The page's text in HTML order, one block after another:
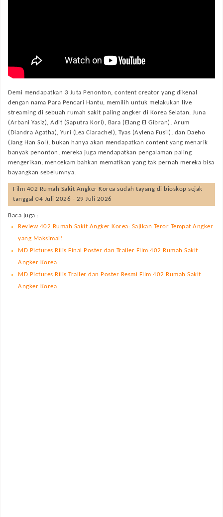
Demi mendapatkan 3 Juta Penonton, content creator yang dikenal
dengan nama Para Pencari Hantu, memilih untuk melakukan live
streaming di sebuah rumah sakit paling angker di Korea Selatan. Juna
(Arbani Yasiz), Adit (Saputra Kori), Bara (Elang El Gibran), Arum
(Diandra Agatha), Yuri (Lea Ciarachel), Tyas (Aylena Fusil), dan Daeho
(Jang Han Sol), bukan hanya akan mendapatkan content yang menarik
banyak penonton, mereka juga mendapatkan pengalaman paling
mengerikan, mencekam bahkan mematikan yang tak pernah mereka bisa
bayangkan sebelumnya.
Film 402 Rumah Sakit Angker Korea sudah tayang di bioskop sejak
tanggal 04 Juli 2026 - 29 Juli 2026
Baca juga :
Review 402 Rumah Sakit Angker Korea: Sajikan Teror Tempat Angker
yang Maksimal!
MD Pictures Rilis Final Poster dan Trailer Film 402 Rumah Sakit
Angker Korea
MD Pictures Rilis Trailer dan Poster Resmi Film 402 Rumah Sakit
Angker Korea